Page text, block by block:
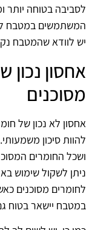
לסביבה בטוחה יותר
המשתמשים במטבח
יש לוודא שהמטבח
אחסון נכון
מסוכנים
אחסון לא נכון של
להוות סיכון
ושכל החומרים
ניתן לשקול שימוש
לחומרים מסוכנים
במטבח יישאר בטוח